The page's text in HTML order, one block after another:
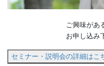
ご興味があ
お申し込み
セミナー・説明会の詳細はこ